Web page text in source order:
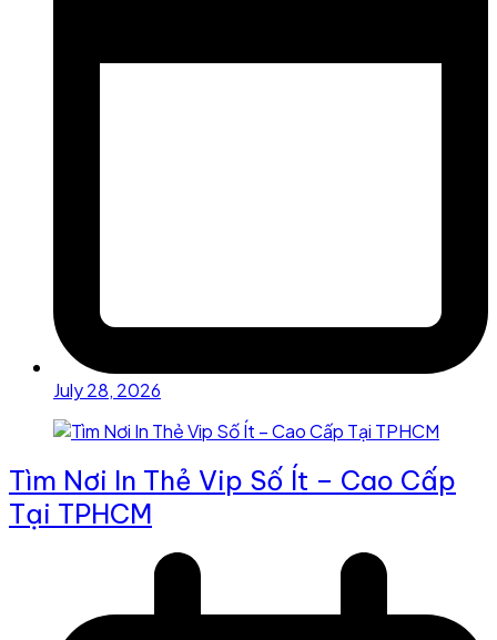
July 28, 2026
Tìm Nơi In Thẻ Vip Số Ít – Cao Cấp
Tại TPHCM